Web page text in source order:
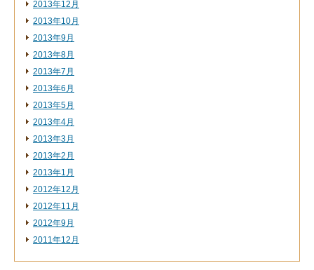
2013年12月
2013年10月
2013年9月
2013年8月
2013年7月
2013年6月
2013年5月
2013年4月
2013年3月
2013年2月
2013年1月
2012年12月
2012年11月
2012年9月
2011年12月